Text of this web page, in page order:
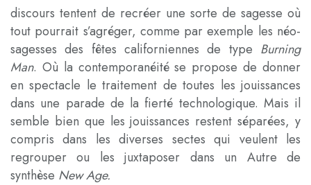
discours tentent de recréer une sorte de sagesse où
tout pourrait s’agréger, comme par exemple les néo-
sagesses des fêtes californiennes de type Burning
Man. Où la contemporanéité se propose de donner
en spectacle le traitement de toutes les jouissances
dans une parade de la fierté technologique. Mais il
semble bien que les jouissances restent séparées, y
compris dans les diverses sectes qui veulent les
regrouper ou les juxtaposer dans un Autre de
synthèse New Age.